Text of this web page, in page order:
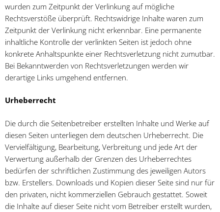
wurden zum Zeitpunkt der Verlinkung auf mögliche
Rechtsverstöße überprüft. Rechtswidrige Inhalte waren zum
Zeitpunkt der Verlinkung nicht erkennbar. Eine permanente
inhaltliche Kontrolle der verlinkten Seiten ist jedoch ohne
konkrete Anhaltspunkte einer Rechtsverletzung nicht zumutbar.
Bei Bekanntwerden von Rechtsverletzungen werden wir
derartige Links umgehend entfernen.
Urheberrecht
Die durch die Seitenbetreiber erstellten Inhalte und Werke auf
diesen Seiten unterliegen dem deutschen Urheberrecht. Die
Vervielfältigung, Bearbeitung, Verbreitung und jede Art der
Verwertung außerhalb der Grenzen des Urheberrechtes
bedürfen der schriftlichen Zustimmung des jeweiligen Autors
bzw. Erstellers. Downloads und Kopien dieser Seite sind nur für
den privaten, nicht kommerziellen Gebrauch gestattet. Soweit
die Inhalte auf dieser Seite nicht vom Betreiber erstellt wurden,